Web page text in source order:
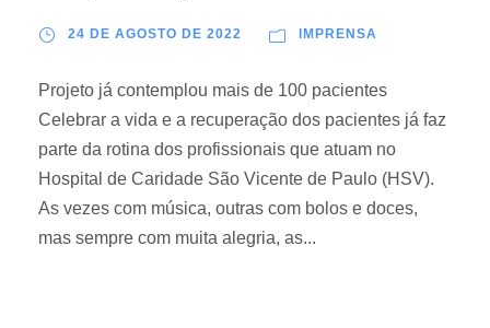
24 DE AGOSTO DE 2022 IMPRENSA
Projeto já contemplou mais de 100 pacientes
Celebrar a vida e a recuperação dos pacientes já faz
parte da rotina dos profissionais que atuam no
Hospital de Caridade São Vicente de Paulo (HSV).
As vezes com música, outras com bolos e doces,
mas sempre com muita alegria, as...